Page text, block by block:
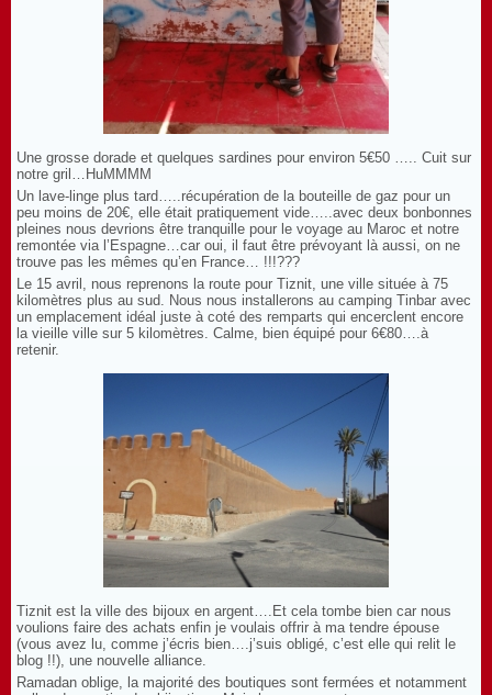
Une grosse dorade et quelques sardines pour environ 5€50 ….. Cuit sur
notre gril…HuMMMM
Un lave-linge plus tard…..récupération de la bouteille de gaz pour un
peu moins de 20€, elle était pratiquement vide…..avec deux bonbonnes
pleines nous devrions être tranquille pour le voyage au Maroc et notre
remontée via l’Espagne…car oui, il faut être prévoyant là aussi, on ne
trouve pas les mêmes qu’en France… !!!???
Le 15 avril, nous reprenons la route pour Tiznit, une ville située à 75
kilomètres plus au sud. Nous nous installerons au camping Tinbar avec
un emplacement idéal juste à coté des remparts qui encerclent encore
la vieille ville sur 5 kilomètres. Calme, bien équipé pour 6€80….à
retenir.
Tiznit est la ville des bijoux en argent….Et cela tombe bien car nous
voulions faire des achats enfin je voulais offrir à ma tendre épouse
(vous avez lu, comme j’écris bien….j’suis obligé, c’est elle qui relit le
blog !!), une nouvelle alliance.
Ramadan oblige, la majorité des boutiques sont fermées et notamment